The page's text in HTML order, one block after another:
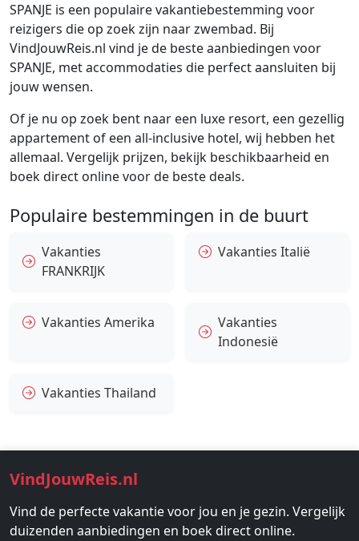
SPANJE is een populaire vakantiebestemming voor
reizigers die op zoek zijn naar zwembad. Bij
VindJouwReis.nl vind je de beste aanbiedingen voor
SPANJE, met accommodaties die perfect aansluiten bij
jouw wensen.
Of je nu op zoek bent naar een luxe resort, een gezellig
appartement of een all-inclusive hotel, wij hebben het
allemaal. Vergelijk prijzen, bekijk beschikbaarheid en
boek direct online voor de beste deals.
Populaire bestemmingen in de buurt
Vakanties
FRANKRIJK
Vakanties Italië
Vakanties Amerika
Vakanties
Indonesië
Vakanties Thailand
VindJouwReis.nl
Vind de perfecte vakantie voor jou en je gezin. Vergelijk
duizenden aanbiedingen en boek direct online.